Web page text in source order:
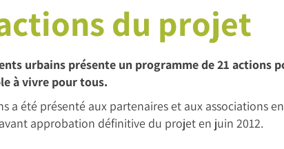
du projet
urbains présente un programme de 21
à vivre pour tous.
a été présenté aux partenaires et aux associations
approbation définitive du projet en juin 2012.